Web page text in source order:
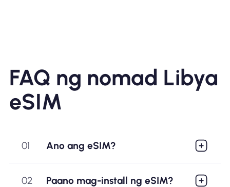
FAQ ng nomad Libya
eSIM
01 Ano ang eSIM?
02 Paano mag-install ng eSIM?